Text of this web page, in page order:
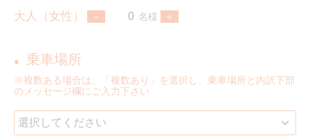
大人（女性） 名様
● 乗車場所
※複数ある場合は、「複数あり」を選択し、乗車場所と内訳下部
のメッセージ欄にご入力下さい